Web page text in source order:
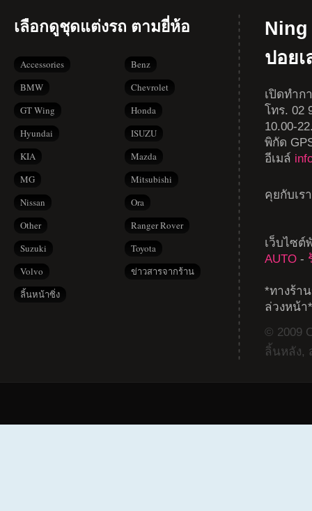
เลือกดูชุดแต่งรถ ตามยี่ห้อ
Accessories
Benz
BMW
Chevrolet
GT Wing
Honda
Hyundai
ISUZU
KIA
Mazda
MG
Mitsubishi
Nissan
Ora
Other
Ranger Rover
Suzuki
Toyota
Volvo
ข่าวสารจากร้าน
ลิ้นหน้าซิ่ง
Ning
ปอย
เปิดทำก
โทร. 02
10.00-
พิกัด
อีเมล์
คุยกับเร
เว็บไซ
AUTO -
*ทางร้า
ล่วงหน้า*
© 2009
ลิ้นหลัง,